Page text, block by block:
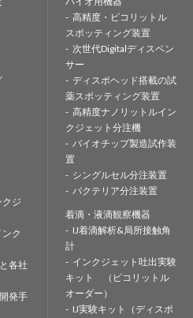
ジ
ク
各社
発手
高精度・ピコリットル
スポッティング装置
次世代Digitalディスペン
サー
ディスポヘッド搭載の試
薬スポッティング装置
高精度ナノリットルイン
クジェット分注機
バイオチップ製造試作装
置
シングルセル分注装置
バクテリア分注装置
着滴・液滴観察機器
IJ着滴解析&局所接触角
計
インクジェット吐出実験
キット （ピコリットル
オーダー）
IJ実験キット（ディスポ